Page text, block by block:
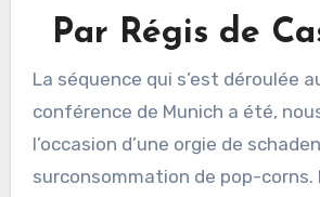
Par Régis de
La séquence qui s’est déroulée autour de la
conférence de Munich a été,
l’occasion d’une orgie de
surconsommation de pop-corns.